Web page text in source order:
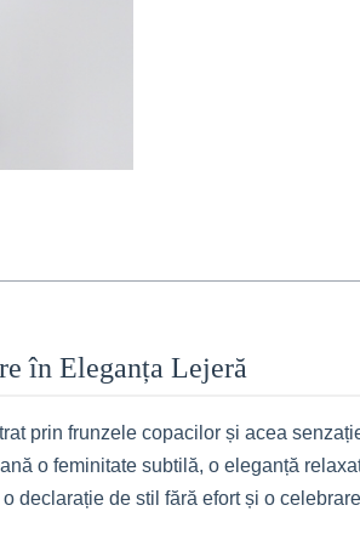
în Eleganța Lejeră
prin frunzele copacilor și acea
o feminitate subtilă, o eleganță
declarație de stil fără efort și o